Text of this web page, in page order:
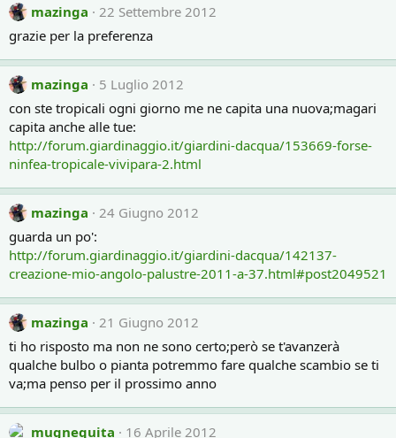
mazinga
22 Settembre 2012
grazie per la preferenza
mazinga
5 Luglio 2012
con ste tropicali ogni giorno me ne capita una nuova;magari
capita anche alle tue:
http://forum.giardinaggio.it/giardini-dacqua/153669-forse-
ninfea-tropicale-vivipara-2.html
mazinga
24 Giugno 2012
guarda un po':
http://forum.giardinaggio.it/giardini-dacqua/142137-
creazione-mio-angolo-palustre-2011-a-37.html#post2049521
mazinga
21 Giugno 2012
ti ho risposto ma non ne sono certo;però se t'avanzerà
qualche bulbo o pianta potremmo fare qualche scambio se ti
va;ma penso per il prossimo anno
mugnequita
16 Aprile 2012